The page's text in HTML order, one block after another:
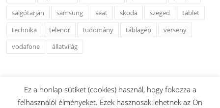
salgótarján
samsung seat skoda szeged
tablet
technika
telenor tudomány táblagép
verseny
vodafone
állatvilág
Ez a honlap sütiket (cookies) használ, hogy fokozza a
felhasználói élményeket. Ezek hasznosak lehetnek az Ön